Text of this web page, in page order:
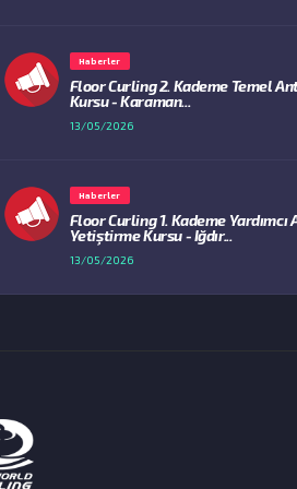
Haberler
Floor Curling 2. Kademe Temel
Kursu - Karaman...
13/05/2026
Haberler
Floor Curling 1. Kademe Yardımcı
Yetiştirme Kursu - Iğdır...
13/05/2026